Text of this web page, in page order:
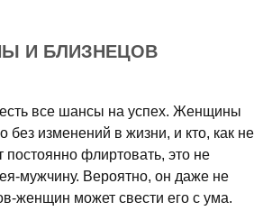
И БЛИЗНЕЦОВ
все шансы на успех. Женщины
без изменений в жизни, и кто, как не
флиртовать, это не
мужчину. Вероятно, он даже не
женщин может свести его с ума.